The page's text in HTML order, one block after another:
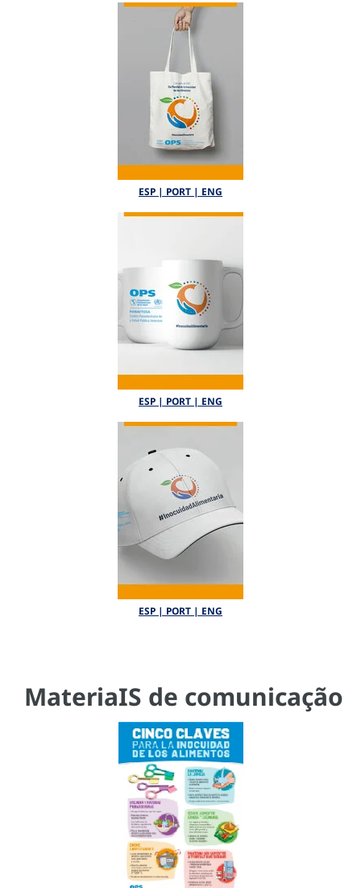
ESP | PORT | ENG
ESP | PORT | ENG
ESP | PORT | ENG
MateriaIS de comunicação